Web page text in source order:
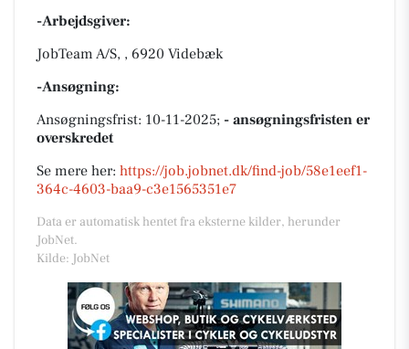
-Arbejdsgiver:
JobTeam A/S, , 6920 Videbæk
-Ansøgning:
Ansøgningsfrist: 10-11-2025; - ansøgningsfristen er
overskredet
Se mere her: https://job.jobnet.dk/find-job/58e1eef1-
364c-4603-baa9-c3e1565351e7
Data er automatisk hentet fra eksterne kilder, herunder
JobNet.
Kilde: JobNet